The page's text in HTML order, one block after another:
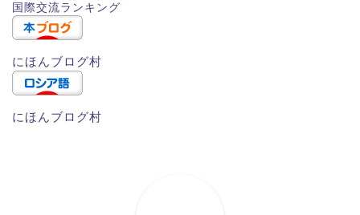
国際交流ランキング
にほんブログ村
にほんブログ村